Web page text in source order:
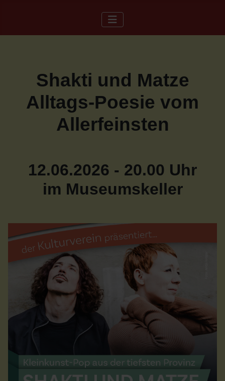
Shakti und Matze
Alltags-Poesie vom
Allerfeinsten
12.06.2026 - 20.00 Uhr
im Museumskeller